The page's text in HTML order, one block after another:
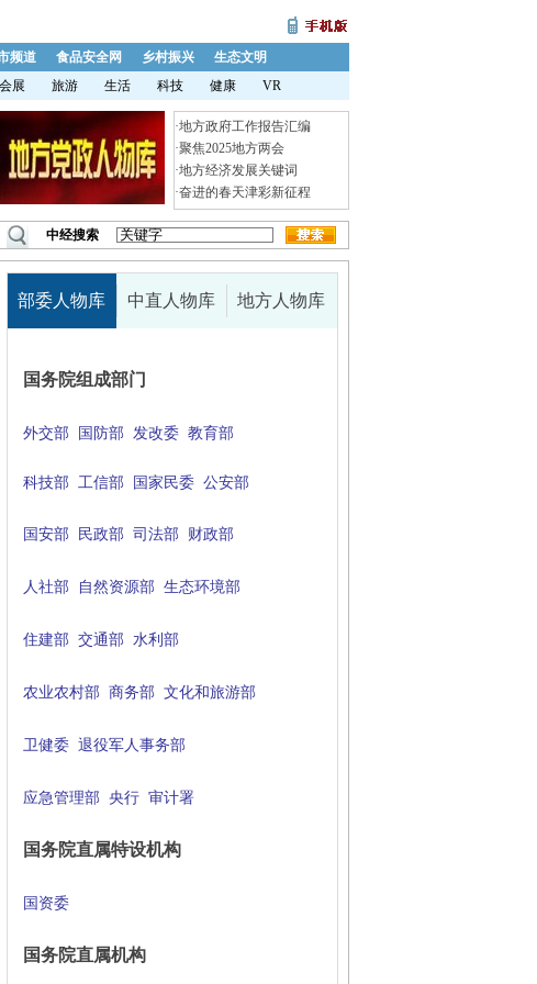
频道 食品安全网 乡村振兴
生态文明
会展 旅游 生活 科技 健康 VR
·地方政府工作报告汇编
·聚焦2025地方两会
·地方经济发展关键词
·奋进的春天津彩新征程
中经搜索
部委人物库 中直人物库 地方人物库
国务院组成部门
外交部 国防部 发改委 教育部
科技部 工信部 国家民委 公安部
国安部 民政部 司法部 财政部
人社部 自然资源部 生态环境部
住建部 交通部 水利部
农业农村部 商务部 文化和旅游部
卫健委 退役军人事务部
应急管理部 央行 审计署
国务院直属特设机构
国资委
国务院直属机构